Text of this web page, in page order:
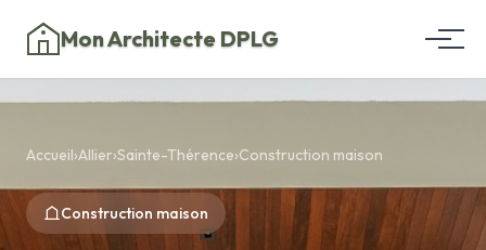
Mon Architecte DPLG
Accueil›Allier›Sainte-Thérence›Construction maison
Construction maison